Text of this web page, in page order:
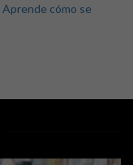
Aprende cómo se